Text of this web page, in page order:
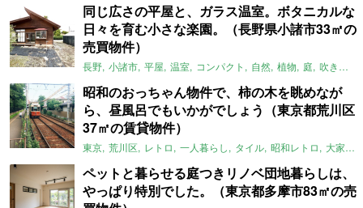
同じ広さの平屋と、ガラス温室。ボタニカルな
日々を育む小さな楽園。（長野県小諸市33㎡の
売買物件）
長野 小諸市 平屋 温室 コンパクト 自然 植物 庭 吹き抜け
昭和のおっちゃん物件で、柿の木を眺めなが
ら、昼風呂でもいかがでしょう（東京都荒川区
37㎡の賃貸物件）
東京 荒川区 レトロ 一人暮らし タイル 昭和レトロ 大家女子
ペットと暮らせる庭つきリノベ団地暮らしは、
やっぱり特別でした。（東京都多摩市83㎡の売